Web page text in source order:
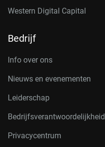
Western Digital Capital
Bedrijf
Info over ons
Nieuws en evenementen
Leiderschap
Bedrijfsverantwoordelijkheid
Privacycentrum